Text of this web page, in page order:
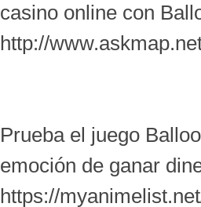
casino online con
http://
Prueba el juego
emoción de ganar
https://